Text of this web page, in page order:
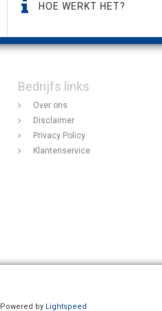
HOE WERKT HET?
Bedrijfs links
Over ons
Disclaimer
Privacy Policy
Klantenservice
Powered by Lightspeed